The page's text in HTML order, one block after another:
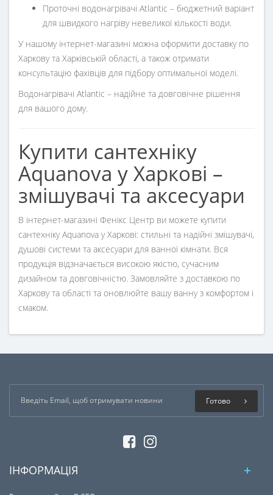
Проточні водонагрівачі Atlantic – бюджетний варіант
для швидкого нагріву невеликої кількості води.
У нашому інтернет-магазині можна оформити доставку по
Харкову та Харківській області, а також отримати
консультацію фахівців для підбору оптимальної моделі.
Водонагрівачі Atlantic – надійне та довговічне рішення
для вашого дому.
Купити сантехніку
Aquanova у Харкові –
змішувачі та аксесуари
В інтернет-магазині Фенікс Центр ви можете купити
сантехніку Aquanova у Харкові: стильні та надійні змішувачі,
душові системи та аксесуари для ванної кімнати. Вся
продукція відзначається високою якістю, сучасним
дизайном та довговічністю. Замовляйте з доставкою по
Харкову та області та оновлюйте вашу ванну з комфортом і
смаком.
Готово
ІНФОРМАЦІЯ